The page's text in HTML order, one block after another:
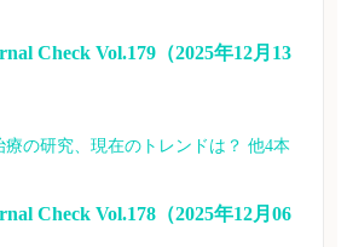
Check Vol.179（2025年12月13
の研究、現在のトレンドは？ 他4本
Check Vol.178（2025年12月06